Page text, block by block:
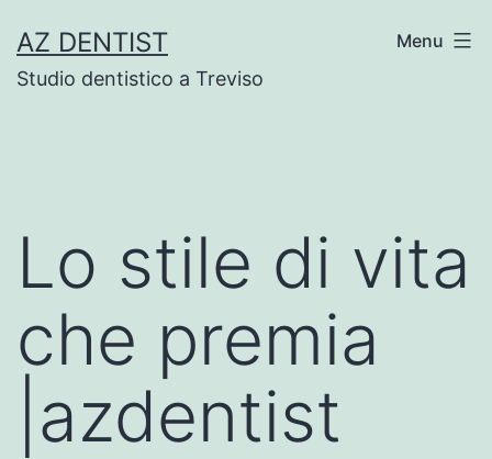
to
content
AZ DENTIST
Studio dentistico a Treviso
Menu
Lo stile di vita
che premia
|azdentist